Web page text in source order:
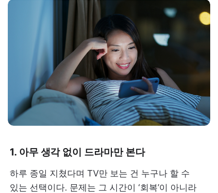
1. 아무 생각 없이 드라마만 본다
하루 종일 지쳤다며 TV만 보는 건 누구나 할 수
있는 선택이다. 문제는 그 시간이 ‘회복’이 아니라